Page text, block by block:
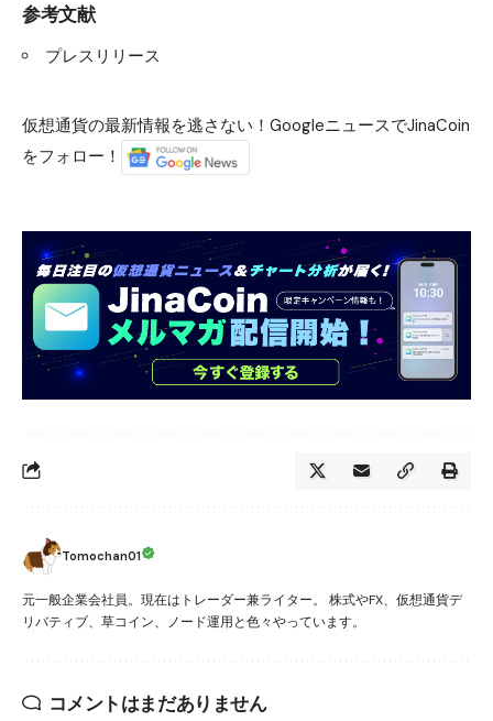
参考文献
プレスリリース
仮想通貨の最新情報を逃さない！GoogleニュースでJinaCoin
をフォロー！
Tomochan01
元一般企業会社員。現在はトレーダー兼ライター。 株式やFX、仮想通貨デ
リバティブ、草コイン、ノード運用と色々やっています。
コメントはまだありません